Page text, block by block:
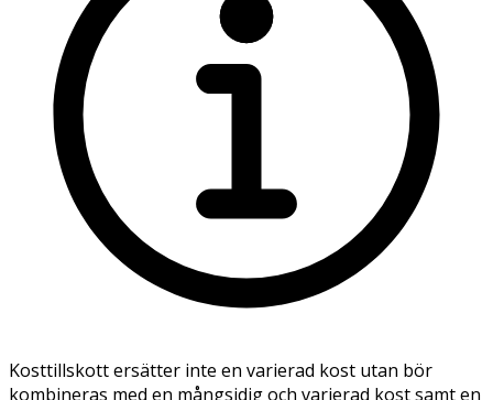
Kosttillskott ersätter inte en varierad kost utan bör
kombineras med en mångsidig och varierad kost samt en